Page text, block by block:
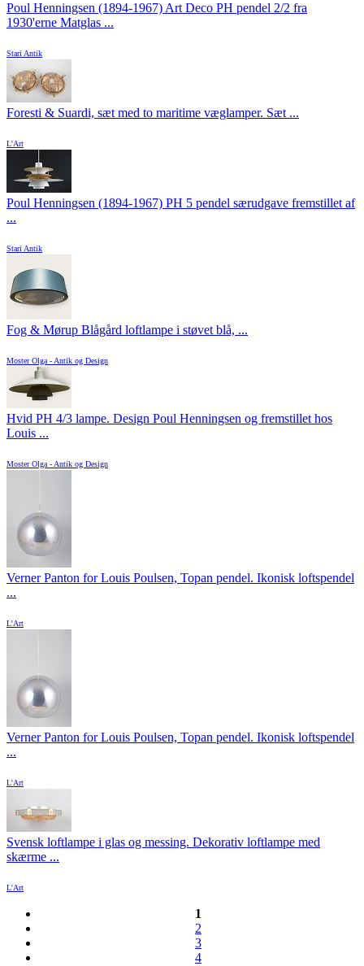
Poul Henningsen (1894-1967) Art Deco PH pendel 2/2 fra
1930'erne Matglas ...
Stari Antik
Foresti & Suardi, sæt med to maritime væglamper. Sæt ...
L'Art
Poul Henningsen (1894-1967) PH 5 pendel særudgave fremstillet af
...
Stari Antik
Fog & Mørup Blågård loftlampe i støvet blå, ...
Moster Olga - Antik og Design
Hvid PH 4/3 lampe. Design Poul Henningsen og fremstillet hos
Louis ...
Moster Olga - Antik og Design
Verner Panton for Louis Poulsen, Topan pendel. Ikonisk loftspendel
...
L'Art
Verner Panton for Louis Poulsen, Topan pendel. Ikonisk loftspendel
...
L'Art
Svensk loftlampe i glas og messing. Dekorativ loftlampe med
skærme ...
L'Art
1
2
3
4